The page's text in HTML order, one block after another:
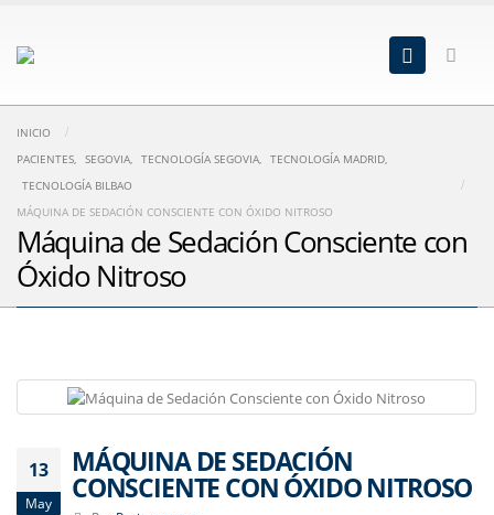
INICIO
PACIENTES, SEGOVIA, TECNOLOGÍA SEGOVIA, TECNOLOGÍA MADRID,
TECNOLOGÍA BILBAO
MÁQUINA DE SEDACIÓN CONSCIENTE CON ÓXIDO NITROSO
Máquina de Sedación Consciente con
Óxido Nitroso
13
May
MÁQUINA DE SEDACIÓN
CONSCIENTE CON ÓXIDO NITROSO